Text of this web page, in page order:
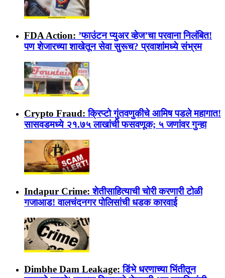
FDA Action: ’फाउंटन प्युअर व्हेज’चा परवाना निलंबित!
पण शेजारच्या शाखेतून सेवा सुरूच? प्रवाशांमध्ये संभ्रम
Crypto Fraud: क्रिप्टो गुंतवणुकीचे आमिष पडले महागात!
सासवडमध्ये २१.७५ लाखांची फसवणूक; ५ जणांवर गुन्हा
Indapur Crime: शेतीसाहित्याची चोरी करणारी टोळी
गजाआड! वालचंदनगर पोलिसांची धडक कारवाई
Dimbhe Dam Leakage: डिंभे धरणाच्या भिंतीतून